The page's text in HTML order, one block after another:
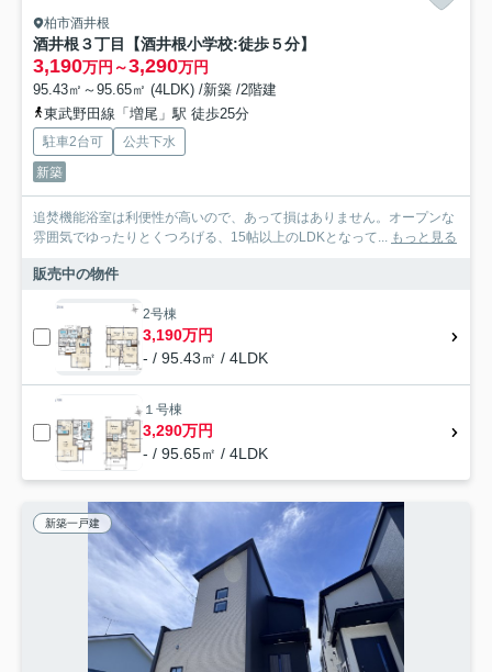
柏市酒井根
酒井根３丁目【酒井根小学校:徒歩５分】
3,190万円～3,290万円
95.43㎡～95.65㎡ (4LDK) /新築 /2階建
東武野田線「増尾」駅 徒歩25分
駐車2台可
公共下水
新築
追焚機能浴室は利便性が高いので、あって損はありません。オープンな
雰囲気でゆったりとくつろげる、15帖以上のLDKとなって... もっと見る
販売中の物件
2号棟
3,190万円
- / 95.43㎡ / 4LDK
１号棟
3,290万円
- / 95.65㎡ / 4LDK
新築一戸建